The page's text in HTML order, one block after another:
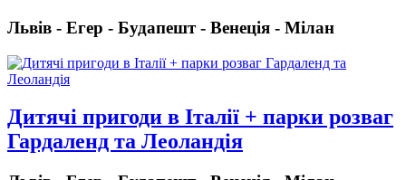
Львів - Егер - Будапешт - Венеція - Мілан
Дитячі пригоди в Італії + парки розваг
Гардаленд та Леоландія